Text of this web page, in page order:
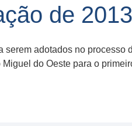
de
serem adotados no
do Oeste para o